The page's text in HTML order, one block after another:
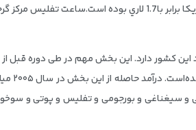
دارد. این بخش مهم در طی دوره قبل از
سیغناغی و بورجومی و تفلیس و پوتی و